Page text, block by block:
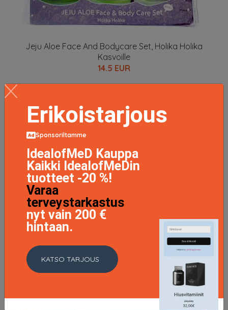
Jeju Aloe Face And Bodycare Set, Holika Holika
Kasvoille
14.5 EUR
Erikoistarjous
Sponsoriltamme
IdealofMeD Kauppa
Kaikki IdealofMeDin
tuotteet -20 %!
Varaa
terveystarkastus
nyt vain 200 €
hintaan.
KATSO TARJOUS